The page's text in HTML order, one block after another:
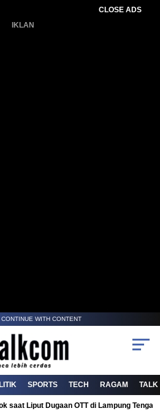
CLOSE ADS
IKLAN
WITH CONTENT
SPORTS TECH RAGAM TALK
saat Liput Dugaan OTT di Lampung